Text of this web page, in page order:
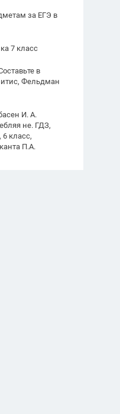
за ЕГЭ в
7 класс
в
Фельдман
И. А.
не. ГДЗ,
6 класс,
П.А.